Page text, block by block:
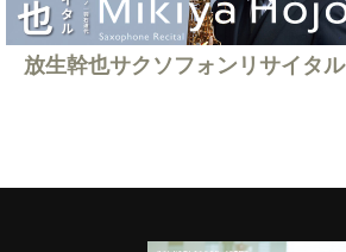
放生幹也サクソフォンリサイタル